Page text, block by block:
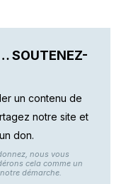
SOUTENEZ-
un contenu de
notre site et
don.
nous vous
cela comme un
démarche.